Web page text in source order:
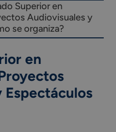
Superior en
Audiovisuales y
se organiza?
en
Espectáculos